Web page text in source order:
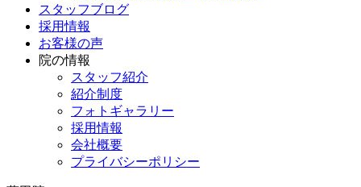
スタッフブログ
採用情報
お客様の声
院の情報
スタッフ紹介
紹介制度
フォトギャラリー
採用情報
会社概要
プライバシーポリシー